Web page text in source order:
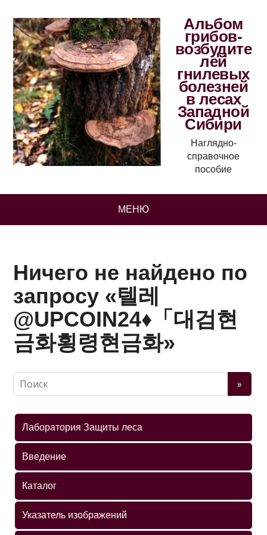
Альбом
грибов-
возбудите
лей
гнилевых
болезней
в лесах
Западной
Сибири
Наглядно-
справочное
пособие
МЕНЮ
Ничего не найдено по
запросу «텔레
@UPCOIN24♦「대검현
금화횡령현금화»
Лаборатория Защиты леса
Введение
Каталог
Указатель изображений